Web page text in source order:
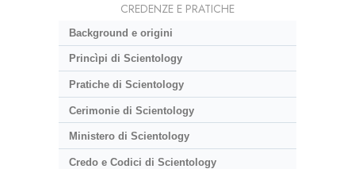
CREDENZE E PRATICHE
Background e origini
Princìpi di Scientology
Pratiche di Scientology
Cerimonie di Scientology
Ministero di Scientology
Credo e Codici di Scientology